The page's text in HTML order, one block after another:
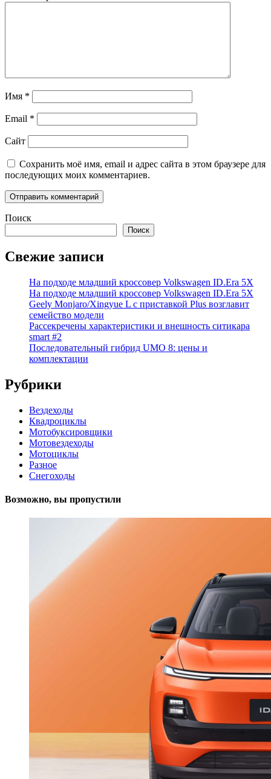
Имя *
Email *
Сайт
Сохранить моё имя, email и адрес сайта в этом браузере для
последующих моих комментариев.
Поиск
Поиск
Свежие записи
На подходе младший кроссовер Volkswagen ID.Era 5X
На подходе младший кроссовер Volkswagen ID.Era 5X
Geely Monjaro/Xingyue L с приставкой Plus возглавит
семейство модели
Рассекречены характеристики и внешность ситикара
smart #2
Последовательный гибрид UMO 8: цены и
комплектации
Рубрики
Вездеходы
Квадроциклы
Мотобуксировщики
Мотовездеходы
Мотоциклы
Разное
Снегоходы
Возможно, вы пропустили